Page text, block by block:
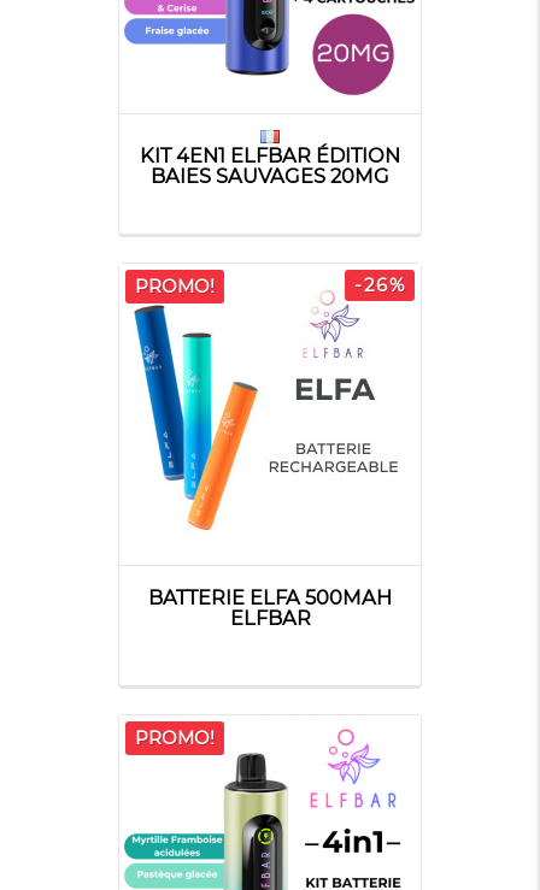
KIT 4EN1 ELFBAR ÉDITION
BAIES SAUVAGES 20MG
PROMO! -26%
BATTERIE ELFA 500MAH
ELFBAR
PROMO!